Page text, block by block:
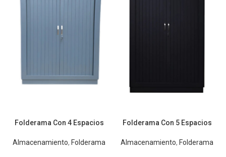
Folderama Con 4 Espacios
Almacenamiento, Folderama
Folderama Con 5 Espacios
Almacenamiento, Folderama